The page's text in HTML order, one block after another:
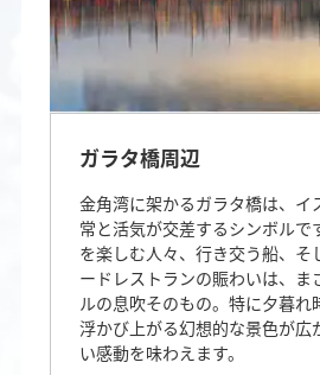
ガラタ橋周辺
金角湾に架かるガラタ橋は、イ
常と活気が交差するシンボルで
を楽しむ人々、行き交う船、そ
ードレストランの賑わいは、ま
ルの息吹そのもの。特に夕暮れ
浮かび上がる幻想的な景色が広
い感動を味わえます。